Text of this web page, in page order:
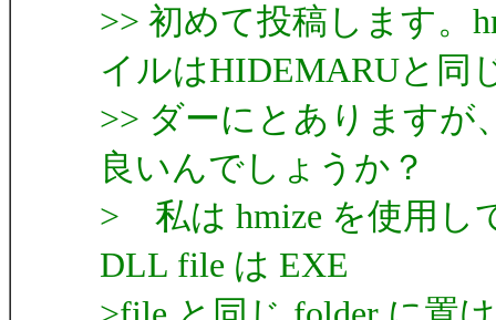
>> 初めて投稿します。
イルはHIDEMARUと同
>> ダーにとありますが
良いんでしょうか？
> 私は hmize を使用し
DLL file は EXE